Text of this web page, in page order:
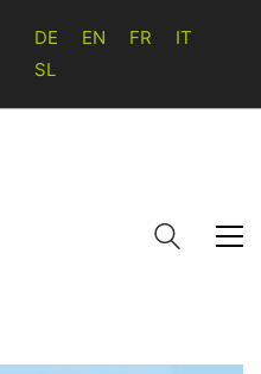
DE EN FR
IT
SL